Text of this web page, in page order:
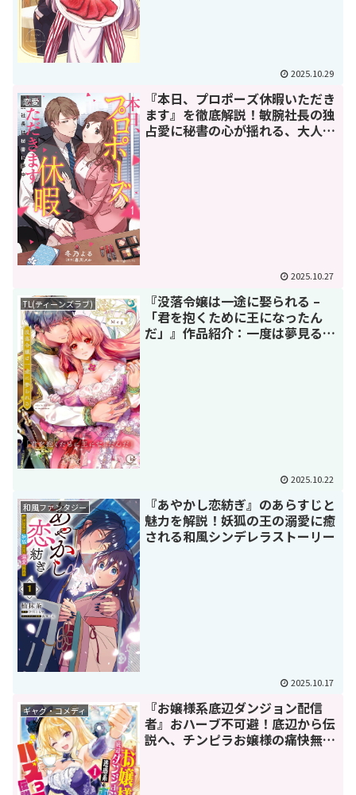
2025.10.29
恋愛
『本日、プロポーズ休暇いただき
ます』を徹底解説！敏腕社長の独
占愛に秘書の心が揺れる、大人の
2025.10.27
TL(ティーンズラブ)
『没落令嬢は一途に娶られる –
「君を抱くために王になったん
だ」』作品紹介：一度は夢見る究
2025.10.22
和風ファンタジー
『あやかし恋紡ぎ』のあらすじと
魅力を解説！妖狐の王の溺愛に癒
される和風シンデレラストーリー
2025.10.17
ギャグ・コメディ
『お嬢様系底辺ダンジョン配信
者』おハーブ不可避！底辺から伝
説へ、チンピラお嬢様の痛快無双